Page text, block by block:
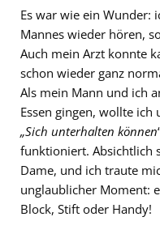
Es war wie ein Wunder:
Mannes wieder hören,
Auch mein Arzt konnte
schon wieder ganz
Als mein Mann und ich
Essen gingen, wollte ich
„Sich unterhalten können
funktioniert. Absichtlich
Dame, und ich traute
unglaublicher Moment:
Block, Stift oder Handy!